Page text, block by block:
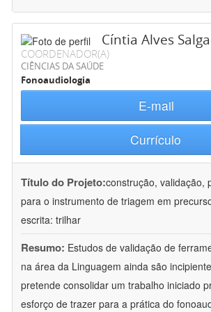
Cíntia Alves
COORDENADOR(A)
CIÊNCIAS DA SAÚDE
Fonoaudiologia
E-mail
Currículo
Título do Projeto:construção, validação,
para o instrumento de triagem em
escrita: trilhar
Resumo: Estudos de validação de
na área da Linguagem ainda são
pretende consolidar um trabalho iniciado
esforço de trazer para a prática do